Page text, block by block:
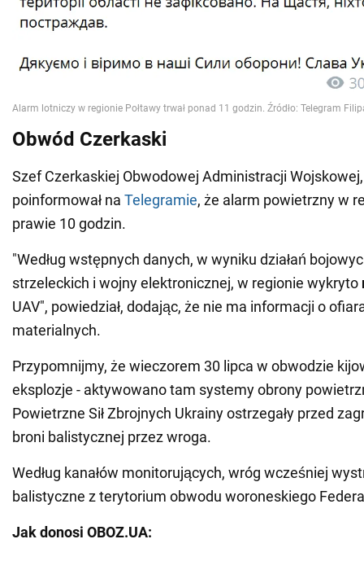
Obwód Czerkaski
Szef Czerkaskiej Obwodowej Administracji
poinformował na Telegramie, że alarm powietrzny w
prawie 10 godzin.
"Według wstępnych danych, w wyniku działań
strzeleckich i wojny elektronicznej, w regionie wykryto
UAV", powiedział, dodając, że nie ma informacji o
materialnych.
Przypomnijmy, że wieczorem 30 lipca w obwodzie
eksplozje - aktywowano tam systemy obrony
Powietrzne Sił Zbrojnych Ukrainy ostrzegały przed
broni balistycznej przez wroga.
Według kanałów monitorujących, wróg wcześniej
balistyczne z terytorium obwodu woroneskiego
Jak donosi OBOZ.UA: